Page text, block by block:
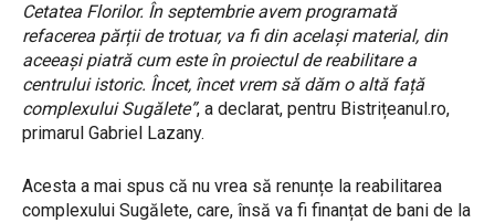
Cetatea Florilor. În septembrie avem programată
refacerea părții de trotuar, va fi din același material, din
aceeași piatră cum este în proiectul de reabilitare a
centrului istoric. Încet, încet vrem să dăm o altă față
complexului Sugălete”, a declarat, pentru Bistrițeanul.ro,
primarul Gabriel Lazany.
Acesta a mai spus că nu vrea să renunțe la reabilitarea
complexului Sugălete, care, însă va fi finanțat de bani de la